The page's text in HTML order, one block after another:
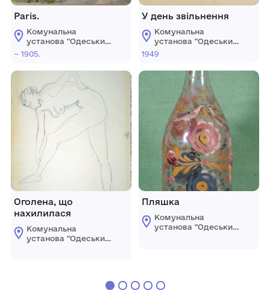
Paris.
Комунальна
установа "Одеський
національний
~ 1905.
Оголена, що
нахилилася
Комунальна
установа "Одеський
У день звільнення
Комунальна
установа "Одеський
національний
1949
Пляшка
Комунальна
установа "Одеський